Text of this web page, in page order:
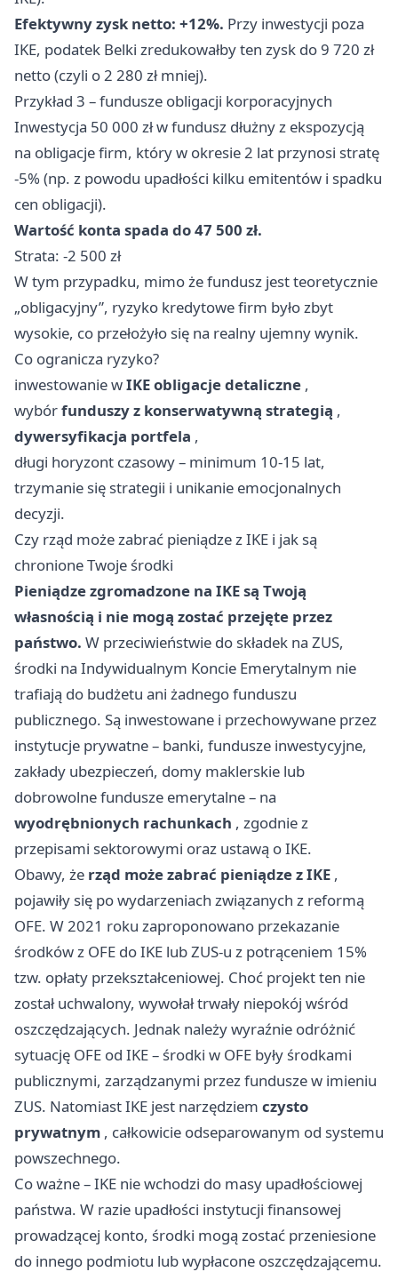
Efektywny zysk netto: +12%. Przy inwestycji poza
IKE, podatek Belki zredukowałby ten zysk do 9 720 zł
netto (czyli o 2 280 zł mniej).
Przykład 3 – fundusze obligacji korporacyjnych
Inwestycja 50 000 zł w fundusz dłużny z ekspozycją
na obligacje firm, który w okresie 2 lat przynosi stratę
-5% (np. z powodu upadłości kilku emitentów i spadku
cen obligacji).
Wartość konta spada do 47 500 zł.
Strata: -2 500 zł
W tym przypadku, mimo że fundusz jest teoretycznie
„obligacyjny”, ryzyko kredytowe firm było zbyt
wysokie, co przełożyło się na realny ujemny wynik.
Co ogranicza ryzyko?
inwestowanie wIKE obligacje detaliczne ,
wybórfunduszy z konserwatywną strategią ,
dywersyfikacja portfela ,
długi horyzont czasowy – minimum 10-15 lat,
trzymanie się strategii i unikanie emocjonalnych
decyzji.
Czy rząd może zabrać pieniądze z IKE i jak są
chronione Twoje środki
Pieniądze zgromadzone na IKE są Twoją
własnością i nie mogą zostać przejęte przez
państwo. W przeciwieństwie do składek na ZUS,
środki na Indywidualnym Koncie Emerytalnym nie
trafiają do budżetu ani żadnego funduszu
publicznego. Są inwestowane i przechowywane przez
instytucje prywatne – banki, fundusze inwestycyjne,
zakłady ubezpieczeń, domy maklerskie lub
dobrowolne fundusze emerytalne – na
wyodrębnionych rachunkach , zgodnie z
przepisami sektorowymi oraz ustawą o IKE.
Obawy, że rząd może zabrać pieniądze z IKE ,
pojawiły się po wydarzeniach związanych z reformą
OFE. W 2021 roku zaproponowano przekazanie
środków z OFE do IKE lub ZUS-u z potrąceniem 15%
tzw. opłaty przekształceniowej. Choć projekt ten nie
został uchwalony, wywołał trwały niepokój wśród
oszczędzających. Jednak należy wyraźnie odróżnić
sytuację OFE od IKE – środki w OFE były środkami
publicznymi, zarządzanymi przez fundusze w imieniu
ZUS. Natomiast IKE jest narzędziem czysto
prywatnym , całkowicie odseparowanym od systemu
powszechnego.
Co ważne – IKE nie wchodzi do masy upadłościowej
państwa. W razie upadłości instytucji finansowej
prowadzącej konto, środki mogą zostać przeniesione
do innego podmiotu lub wypłacone oszczędzającemu.